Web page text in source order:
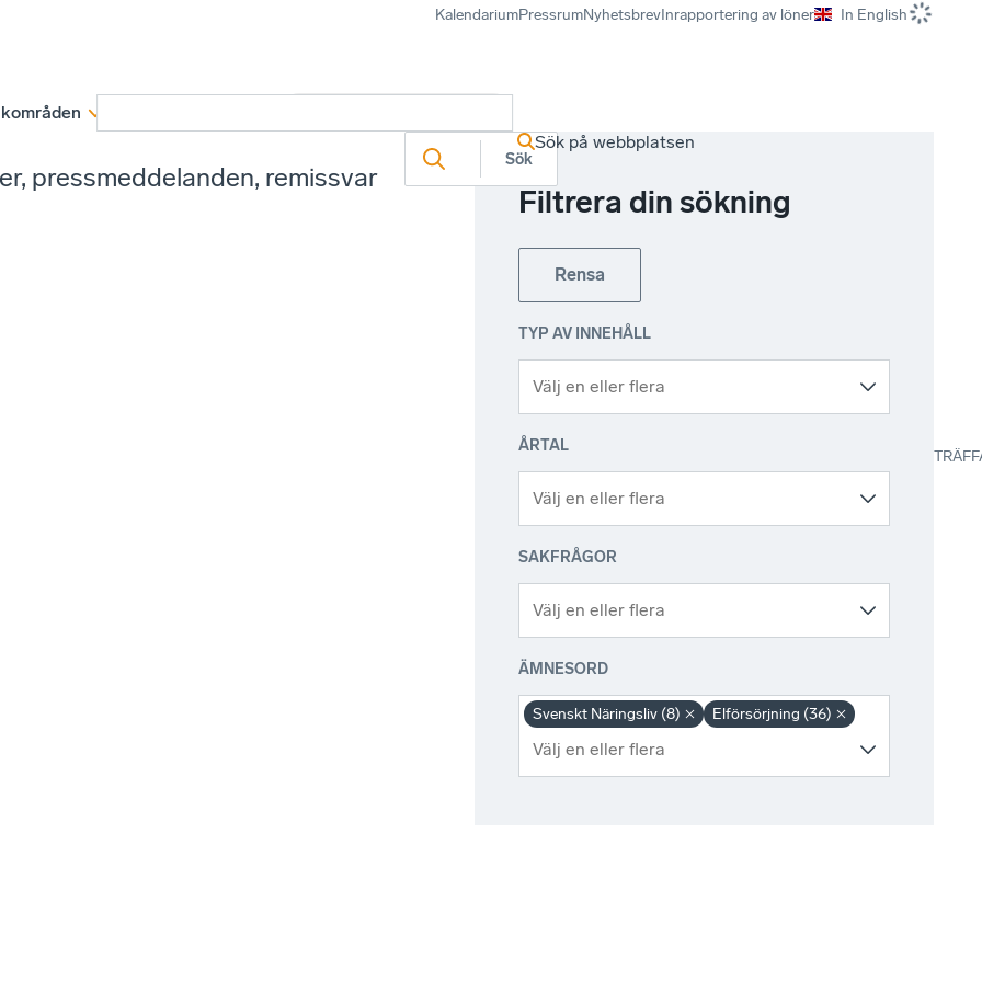
KalendariumPressrumNyhetsbrevInrapportering av löner In English
Sök på webbplatsen
pressmeddelanden, remissvar
Filtrera din sökning
Rensa
TYP AV INNEHÅLL
ÅRTAL
SAKFRÅGOR
ÄMNESORD
Svenskt Näringsliv (8) Elförsörjning (36)
Sök